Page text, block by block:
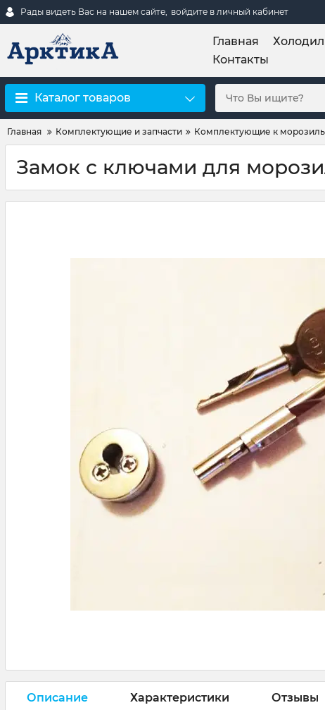
Рады видеть Вас на нашем сайте, войдите в личный кабинет
Главная
Контакты
Каталог товаров
Главная Комплектующие и запчасти Комплектующие к
Замок с ключами для
Описание Характеристики Отзывы